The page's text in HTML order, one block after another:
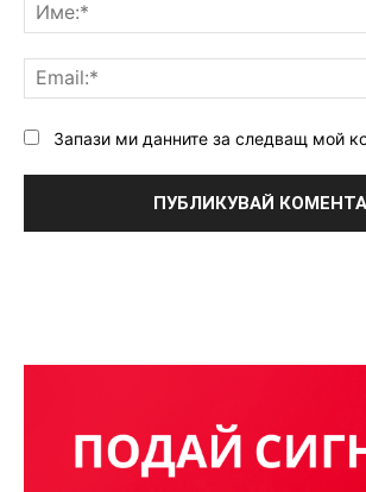
Запази ми данните за следващ мой